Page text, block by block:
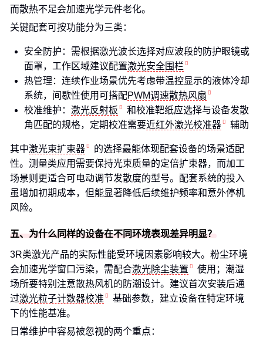
而散热不足会加速光学元件老化。
关键配套可按功能分为三类：
安全防护：需根据激光波长选择对应波段的防护眼镜或
面罩，工作区域建议配置激光安全围栏
热管理：连续作业场景优先考虑带温控显示的液体冷却
系统，间歇性使用可搭配PWM调速散热风扇
校准维护： 激光反射板
和校准靶纸应选择与设备发散
角匹配的规格，定期校准需要近红外激光校准器 辅助
其中激光束扩束器
的选择最能体现配套设备的场景适配
性。测量类应用需要保持光束质量的定倍扩束器，而加工
场景则更适合可电动调节发散度的型号。配套系统的投入
虽增加初期成本，但能显著降低后续维护频率和意外停机
风险。
五、为什么同样的设备在不同环境表现差异明显？
3R类激光产品的实际性能受环境因素影响较大。粉尘环境
会加速光学窗口污染，需配合激光除尘装置
使用；潮湿
场所要特别注意散热风机的防潮设计。建议首次安装后通
过激光粒子计数器校准
基础参数，建立设备在特定环境
下的性能基准。
日常维护中容易被忽视的两个重点：